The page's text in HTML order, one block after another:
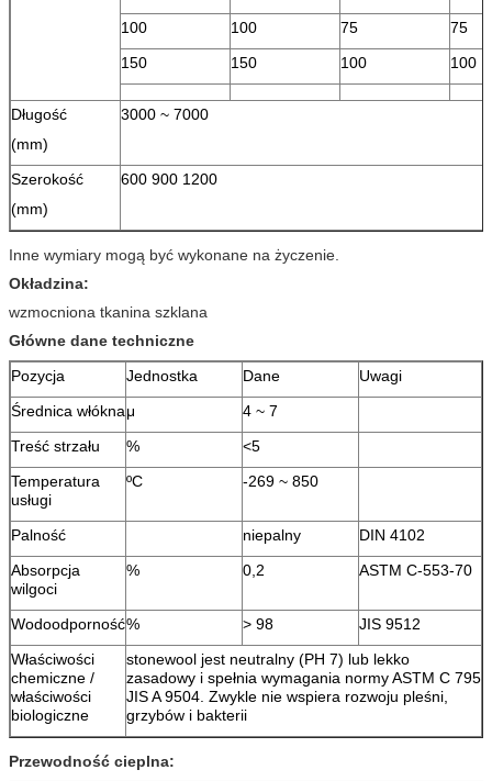
100
100 75
75
150
150 100 100
Długość
(mm)
3000 ~ 7000
Szerokość
(mm)
600 900 1200
Inne wymiary mogą być wykonane na życzenie.
Okładzina:
wzmocniona tkanina szklana
Główne dane techniczne
Pozycja
Jednostka Dane
Uwagi
Średnica włóknaμ
4 ~ 7
Treść strzału
%
<5
Temperatura
usługi
ºC -269 ~ 850
Palność niepalny
DIN 4102
Absorpcja
wilgoci
% 0,2 ASTM C-553-70
Wodoodporność% > 98
JIS 9512
Właściwości
chemiczne /
właściwości
biologiczne
stonewool jest neutralny (PH 7) lub lekko
zasadowy i spełnia wymagania normy ASTM C 795
JIS A 9504. Zwykle nie wspiera rozwoju pleśni,
grzybów i bakterii
Przewodność cieplna: